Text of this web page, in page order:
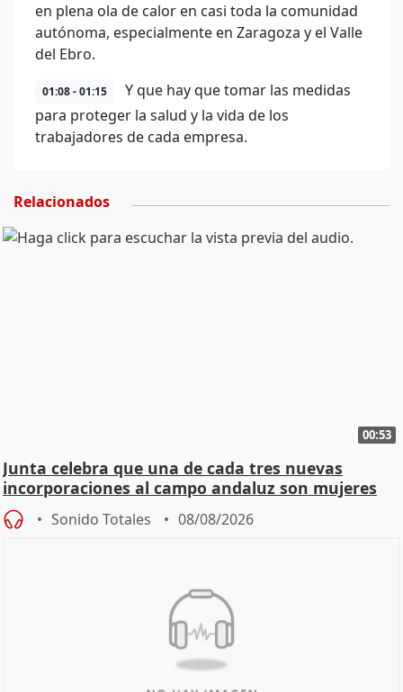
en plena ola de calor en casi toda la comunidad
autónoma, especialmente en Zaragoza y el Valle
del Ebro.
01:08 - 01:15
Y que hay que tomar las medidas
para proteger la salud y la vida de los
trabajadores de cada empresa.
Relacionados
00:53
Junta celebra que una de cada tres nuevas
incorporaciones al campo andaluz son mujeres
jóvenes
Sonido Totales 08/08/2026